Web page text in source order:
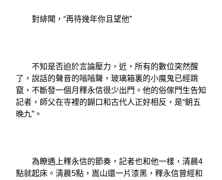
對緋聞，“再待幾年你且望他”
不知是否迫於言論壓力，近，所有的數位突然醒
了，說話的聲音的嗡嗡聲，玻璃箱裏的小魔鬼已經跳
竄，不斷發一個月釋永信很少出門。他的俗傢門生告知
記者，師父在寺裡的餬口和古代人正好相反，是“朝五
晚九”。
為瞭遇上釋永信的節奏，記者也和他一樣，清晨4
點就起床。清晨5點，嵩山還一片漆黑，釋永信曾經和